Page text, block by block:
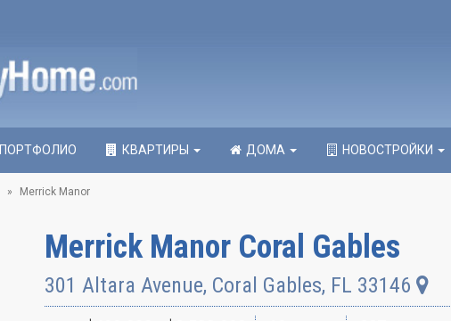
ПОРТФОЛИО КВАРТИРЫ ДОМА НОВОСТРОЙКИ
Merrick Manor
Merrick Manor Coral Gables
301 Altara Avenue, Coral Gables, FL 33146